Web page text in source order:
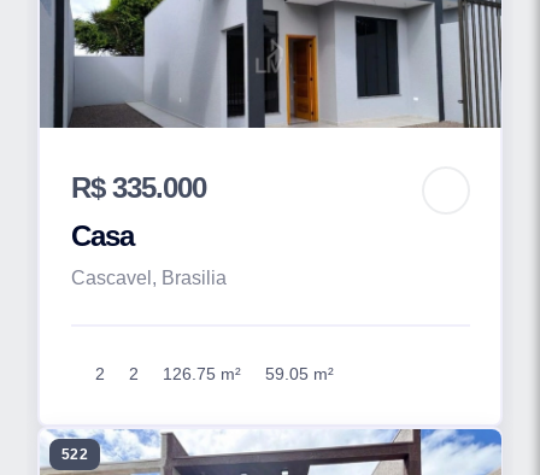
R$ 335.000
Casa
Cascavel, Brasilia
2 2 126.75 m² 59.05 m²
522